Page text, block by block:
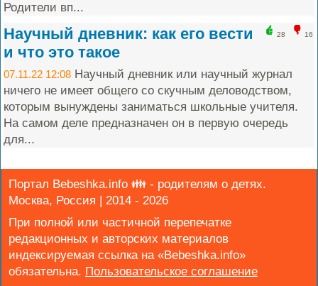
Родители вп...
28 16
Научный дневник: как его вести
и что это такое
07.11.22 12:08 Научный дневник или научный журнал
ничего не имеет общего со скучным деловодством,
которым вынуждены заниматься школьные учителя.
На самом деле предназначен он в первую очередь
для...
Портал Bebeshka.info 👪 - родителям о детях.
Москва, Россия | 2014 - 2026
При полной или частичной перепечатке
редакционных и авторских материалов
индексируемая ссылка на «Bebeshka.info»
обязательна.